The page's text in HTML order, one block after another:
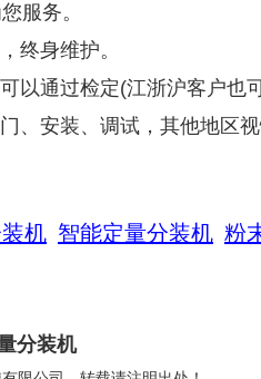
服务。
终身维护。
以通过检定(江浙沪客户也
、安装、调试，其他地区
机 智能定量分装机 粉
分装机